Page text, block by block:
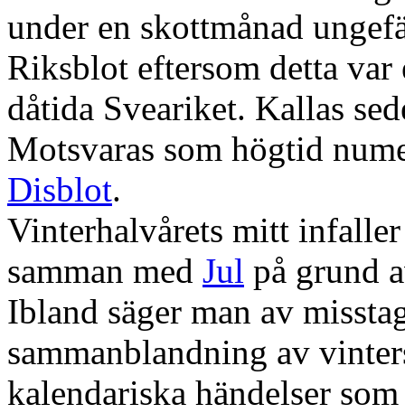
under en skottmånad
Riksblot eftersom detta var
dåtida Sveariket. Kallas
Motsvaras som högtid
Disblot.
Vinterhalvårets mitt
samman med Jul på grund
Ibland säger man av
sammanblandning av
kalendariska händelser